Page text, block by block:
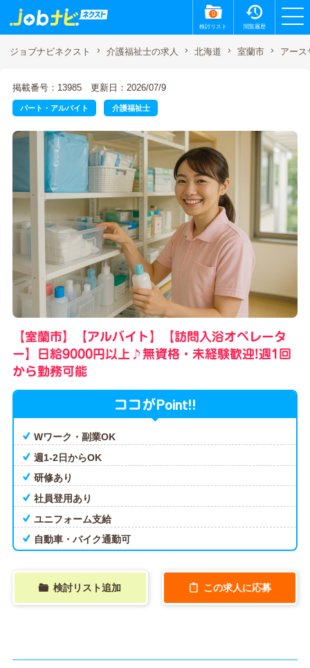
0
検討リスト 閲覧履歴
ジョブナビネクスト 介護福祉士の求人 北海道 室蘭市 アース
掲載番号：13985 更新日：2026/07/9
パート・アルバイト 介護福祉士
【室蘭市】【アルバイト】【訪問入浴オペレータ
ー】日給9000円以上♪無資格・未経験歓迎!週1回
から勤務可能
ココがPoint!!
Wワーク・副業OK
週1-2日からOK
研修あり
社員登用あり
ユニフォーム支給
自動車・バイク通勤可
検討リスト追加 この求人に応募